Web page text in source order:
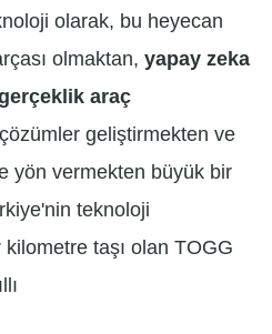
olarak, bu heyecan
olmaktan, yapay zeka
gerçeklik araç
geliştirmekten ve
yön vermekten büyük bir
teknoloji
taşı olan TOGG